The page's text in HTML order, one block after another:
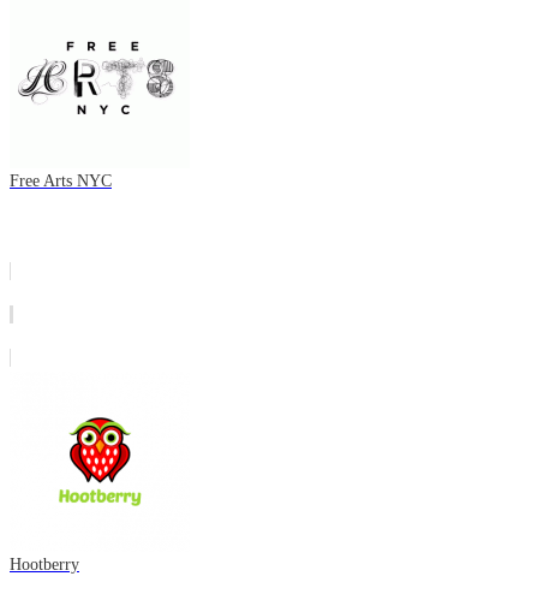
Free Arts NYC
Hootberry